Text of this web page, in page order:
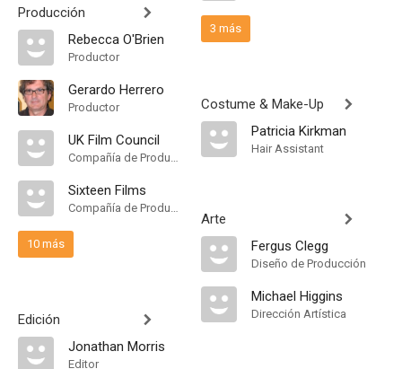
Producción
Rebecca O'Brien
Productor
Gerardo Herrero
Productor
UK Film Council
Compañía de Produccion
Sixteen Films
Compañía de Produccion
10 más
Edición
Jonathan Morris
Editor
3 más
Costume & Make-Up
Patricia Kirkman
Hair Assistant
Arte
Fergus Clegg
Diseño de Producción
Michael Higgins
Dirección Artística